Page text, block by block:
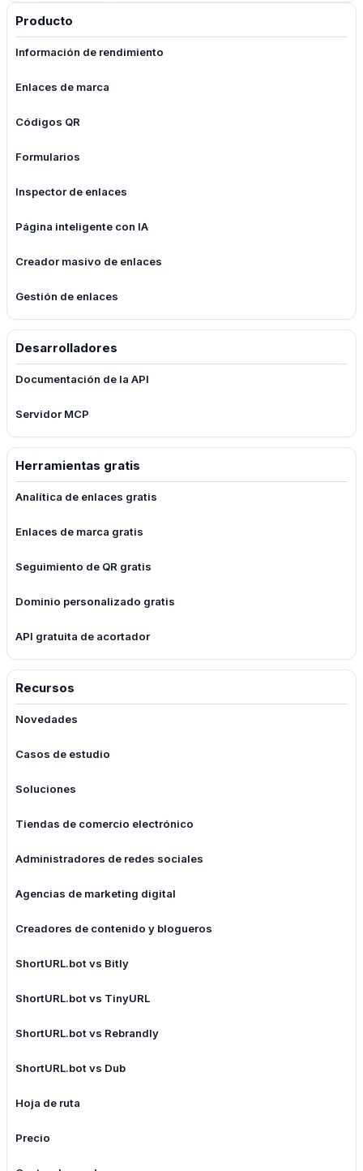
Producto
Información de rendimiento
Enlaces de marca
Códigos QR
Formularios
Inspector de enlaces
Página inteligente con IA
Creador masivo de enlaces
Gestión de enlaces
Desarrolladores
Documentación de la API
Servidor MCP
Herramientas gratis
Analítica de enlaces gratis
Enlaces de marca gratis
Seguimiento de QR gratis
Dominio personalizado gratis
API gratuita de acortador
Recursos
Novedades
Casos de estudio
Soluciones
Tiendas de comercio electrónico
Administradores de redes sociales
Agencias de marketing digital
Creadores de contenido y blogueros
ShortURL.bot vs Bitly
ShortURL.bot vs TinyURL
ShortURL.bot vs Rebrandly
ShortURL.bot vs Dub
Hoja de ruta
Precio